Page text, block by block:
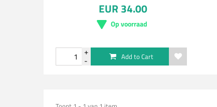
EUR 34.00
Op voorraad
Add to Cart